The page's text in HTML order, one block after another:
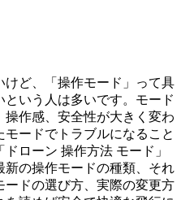
けど、「操作モード」って具
いう人は多いです。モード
作感、安全性が大きく変わ
ードでトラブルになること
ローン 操作方法 モード」
新の操作モードの種類、それ
ドの選び方、実際の変更方